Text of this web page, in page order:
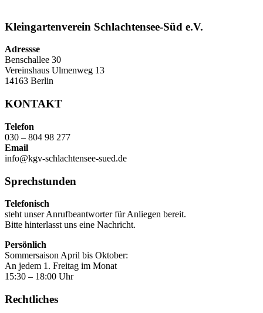
Kleingartenverein Schlachtensee-Süd e.V.
Adressse
Benschallee 30
Vereinshaus Ulmenweg 13
14163 Berlin
KONTAKT
Telefon
030 – 804 98 277
Email
info@kgv-schlachtensee-sued.de
Sprechstunden
Telefonisch
steht unser Anrufbeantworter für Anliegen bereit.
Bitte hinterlasst uns eine Nachricht.
Persönlich
Sommersaison April bis Oktober:
An jedem 1. Freitag im Monat
15:30 – 18:00 Uhr
Rechtliches